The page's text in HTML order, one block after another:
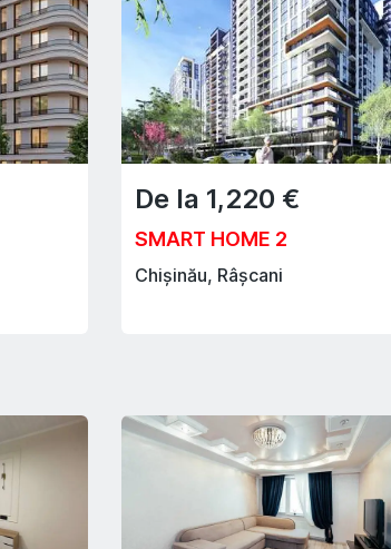
De la 1,220 €
SMART HOME 2
Chișinău, Râșcani